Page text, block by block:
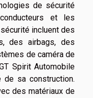
de sécurité
et les
incluent des
des airbags, des
de caméra de
Spirit Automobile
de sa construction.
des matériaux de